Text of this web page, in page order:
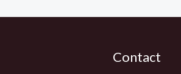
Contact